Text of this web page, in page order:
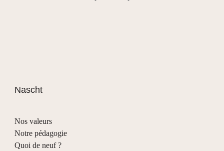
Nascht
Nos valeurs
Notre pédagogie
Quoi de neuf ?